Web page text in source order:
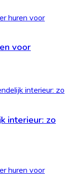
voor
interieur: zo